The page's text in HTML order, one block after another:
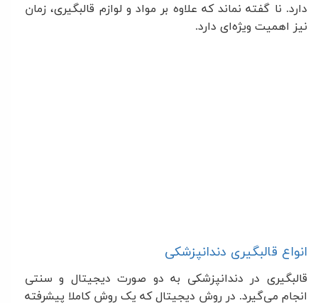
دارد. نا گفته نماند که علاوه بر مواد و لوازم قالبگیری، زمان
نیز اهمیت ویژه‌ای دارد.
انواع قالبگیری دندانپزشکی
قالبگیری در دندانپزشکی به دو صورت دیجیتال و سنتی
انجام می‌گیرد. در روش دیجیتال که یک روش کاملا پیشرفته